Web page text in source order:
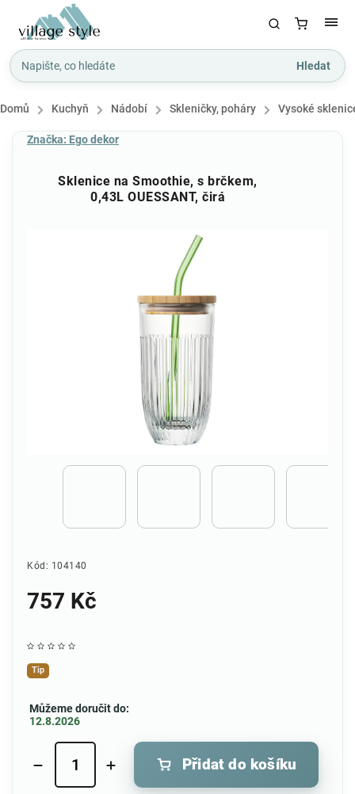
Hledat
Domů / Kuchyň / Nádobí / Skleničky, poháry / Vysoké
Sklenice na Smoothie, s brčkem,
0,43L OUESSANT, čirá
Kód: 104140
757 Kč
Tip
Značka: Ego dekor
Můžeme doručit do:
12.8.2026
Přidat do košíku